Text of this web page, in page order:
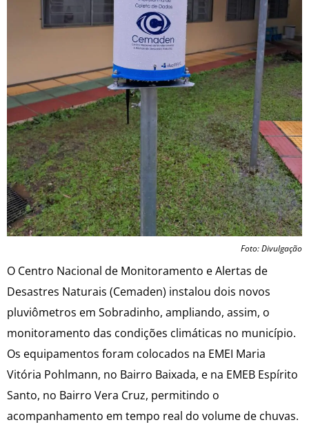
Foto: Divulgação
O Centro Nacional de Monitoramento e Alertas de
Desastres Naturais (Cemaden) instalou dois novos
pluviômetros em Sobradinho, ampliando, assim, o
monitoramento das condições climáticas no município.
Os equipamentos foram colocados na EMEI Maria
Vitória Pohlmann, no Bairro Baixada, e na EMEB Espírito
Santo, no Bairro Vera Cruz, permitindo o
acompanhamento em tempo real do volume de chuvas.